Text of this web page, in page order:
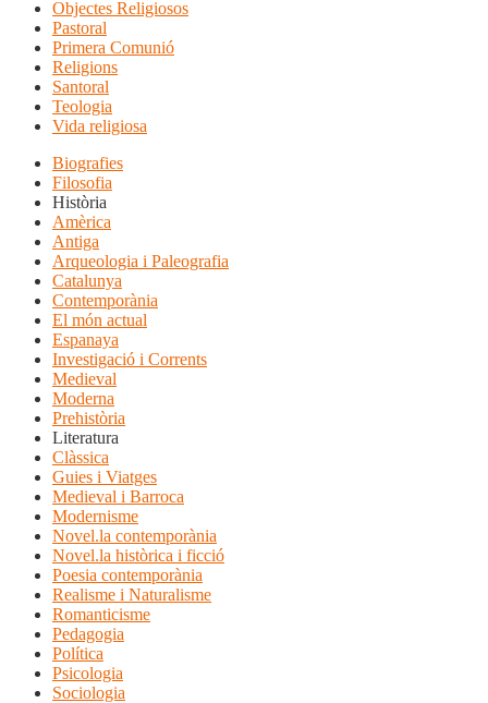
Objectes Religiosos
Pastoral
Primera Comunió
Religions
Santoral
Teologia
Vida religiosa
Biografies
Filosofia
Història
Amèrica
Antiga
Arqueologia i Paleografia
Catalunya
Contemporània
El món actual
Espanaya
Investigació i Corrents
Medieval
Moderna
Prehistòria
Literatura
Clàssica
Guies i Viatges
Medieval i Barroca
Modernisme
Novel.la contemporània
Novel.la històrica i ficció
Poesia contemporània
Realisme i Naturalisme
Romanticisme
Pedagogia
Política
Psicologia
Sociologia